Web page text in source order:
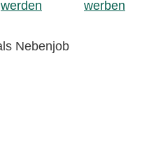
werden
werben
Nebenjob